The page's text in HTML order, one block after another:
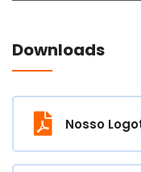
Downloads
Nosso